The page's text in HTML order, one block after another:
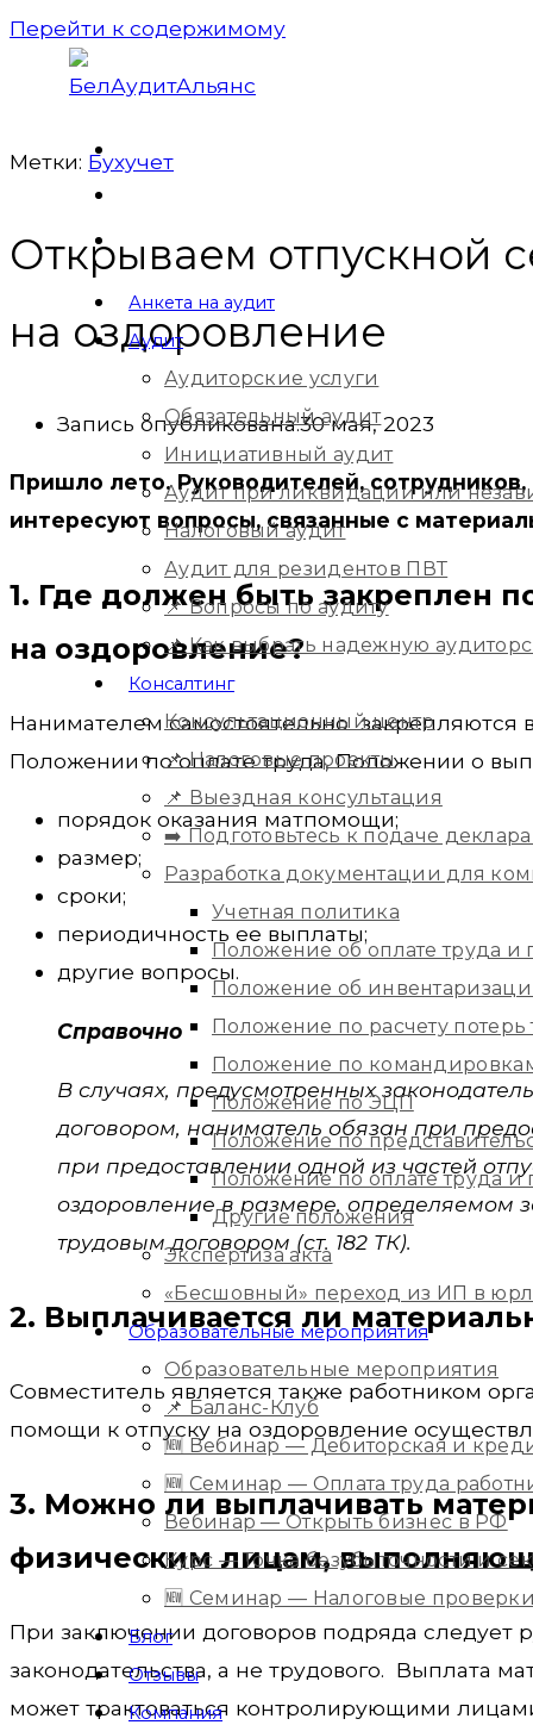
Перейти к содержимому
Анкета на аудит
Аудит
Аудиторские услуги
Обязательный аудит
Инициативный аудит
Аудит при ликвидации или
Налоговый аудит
Аудит для резидентов ПВТ
📌 Вопросы по аудиту
📌 Как выбрать надежную
Консалтинг
Консультационный центр
📌 Налоговые проекты
📌 Выездная консультация
➡️ Подготовьтесь к подаче
Разработка документации для
Учетная политика
Положение об оплате труда
Положение об
Положение по расчету
Положение по
Положение по ЭЦП
Положение по
Положение по оплате труда
Другие положения
Экспертиза акта
«Бесшовный» переход из ИП в
Образовательные мероприятия
Образовательные мероприятия
📌 Баланс-Клуб
🆕 Вебинар — Дебиторская и
🆕 Семинар — Оплата труда
Вебинар — Открыть бизнес в РФ
Курс — Точка безубыточности и
🆕 Семинар — Налоговые проверки
Блог
Отзывы
Компания
Метки: Бухучет
Открываем отпускной
на оздоровление
Запись опубликована:30 мая, 2023
Пришло лето. Руководителей,
интересуют вопросы, связанные с
1. Где должен быть закреплен
на оздоровление?
Нанимателем самостоятельно закрепляются
Положении по оплате труда, Положении о
порядок оказания матпомощи;
размер;
сроки;
периодичность ее выплаты;
другие вопросы.
Справочно
В случаях, предусмотренных
договором, наниматель обязан при
при предоставлении одной из частей
оздоровление в размере, определяемом
трудовым договором (ст. 182 ТК).
2. Выплачивается ли
Совместитель является также работником
помощи к отпуску на оздоровление
3. Можно ли выплачивать
физическим лицам,
При заключении договоров подряда следует
законодательства, а не трудового. Выплата
может трактоваться контролирующими